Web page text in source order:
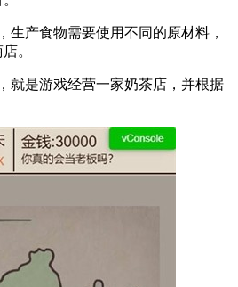
产食物需要使用不同的原材料，
。
是游戏经营一家奶茶店，并根据